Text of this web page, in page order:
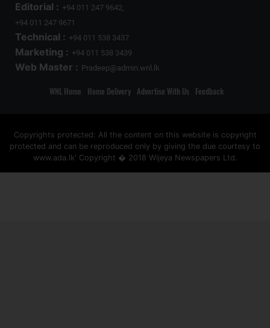
Editorial : +94 011 247 9642,
+94 011 247 9671
Technical : +94 011 538 3437
Marketing : +94 011 538 3439
Web Master : Pradeep@admin.wnl.lk
WNL Home Home Delivery Advertise With Us Feedback
Copyrights protected: All the content on this website is copyright
protected and can be reproduced only by giving the due courtesy to
www.ada.lk' Copyright � 2018 Wijeya Newspapers Ltd.